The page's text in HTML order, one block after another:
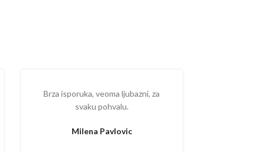
Brza isporuka, veoma ljubazni, za
svaku pohvalu.
Milena Pavlovic